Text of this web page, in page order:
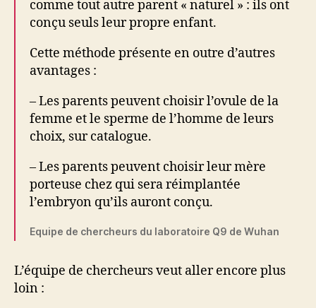
comme tout autre parent « naturel » : ils ont
conçu seuls leur propre enfant.
Cette méthode présente en outre d’autres
avantages :
– Les parents peuvent choisir l’ovule de la
femme et le sperme de l’homme de leurs
choix, sur catalogue.
– Les parents peuvent choisir leur mère
porteuse chez qui sera réimplantée
l’embryon qu’ils auront conçu.
Equipe de chercheurs du laboratoire Q9 de Wuhan
L’équipe de chercheurs veut aller encore plus
loin :